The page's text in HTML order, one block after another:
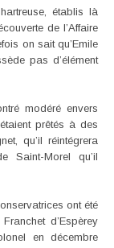
établis là
de l’Affaire
on sait qu’Emile
pas d’élément
modéré envers
prêtés à des
qu’il réintégrera
Saint-Morel qu’il
ont été
d’Espèrey
en décembre